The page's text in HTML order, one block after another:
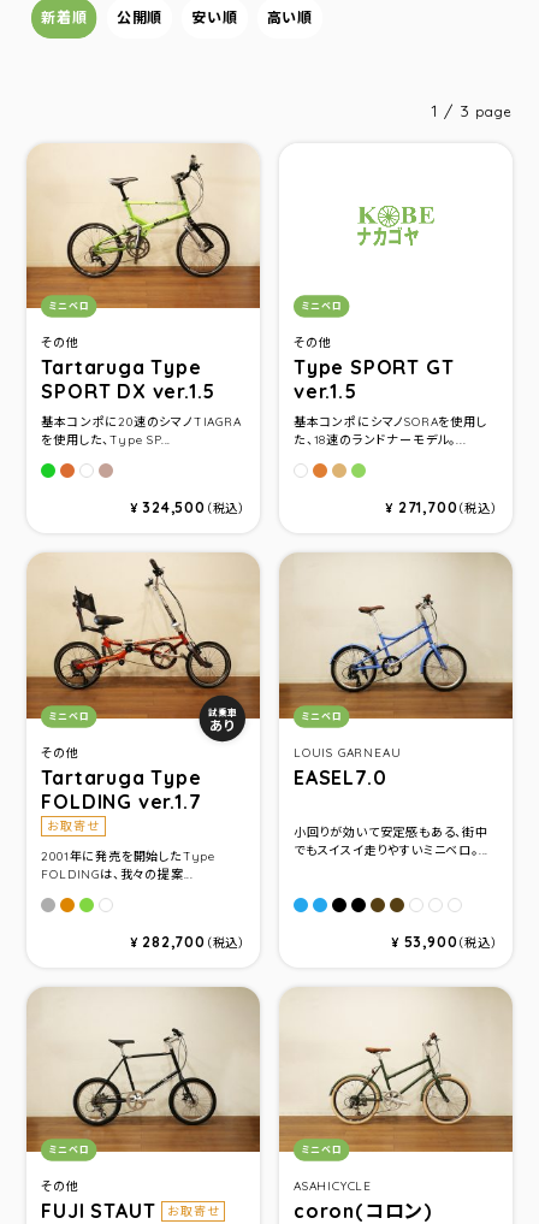
新着順 公開順 安い順 高い順
1 / 3 page
その他
Tartaruga Type
SPORT DX ver.1.5
カテゴリ：
ミニベロ
基本コンポに20速のシマノTIAGRA
を使用した、Type SP...
グリーン
ボンバーオレンジ
パールホワイト
ユーロブラウン
¥ 324,500 （税込）
その他
Type SPORT GT
ver.1.5
カテゴリ：
ミニベロ
基本コンポにシマノSORAを使用し
た、18速のランドナーモデル。...
パールホワイト
ボンバーオレンジ
ユーロブラウン
グリーン
¥ 271,700（税込）
その他
Tartaruga Type
FOLDING ver.1.7
お取寄せ
カテゴリ：
ミニベロ 試乗車
あり
2001年に発売を開始したType
FOLDINGは、我々の提案...
ユーロブラウン
ボンバーオレンジ
グリーン
パールホワイト
¥ 282,700 （税込）
LOUIS GARNEAU
EASEL7.0
カテゴリ：
ミニベロ
小回りが効いて安定感もある、街中
でもスイスイ走りやすいミニベロ。...
MATTE PLASTER BLUE(サ
MATTE PLASTER BLUE(
MATTE LG BLACK(サ
MATTE LG BLACK(
PEAT(サイズ370)
PEAT(サイズ410)
LG PEARL
LG PEARL
LG
¥ 53,900（税込）
その他
FUJI STAUT お取寄せ
カテゴリ：
ミニベロ
ASAHICYCLE
coron(コロン)
カテゴリ：
ミニベロ